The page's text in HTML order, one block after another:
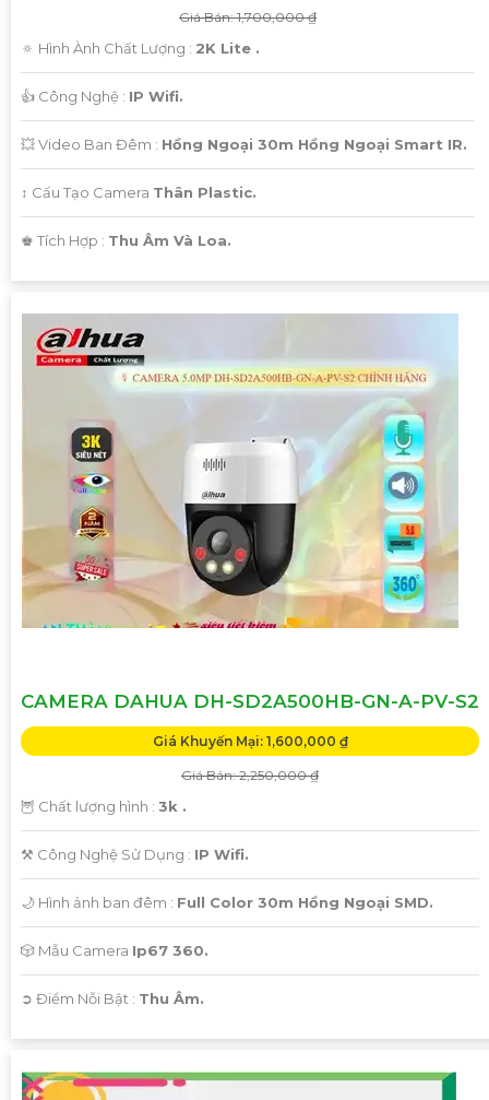
Giá Bán: 1,700,000 ₫
🔅 Hình Ành Chất Lượng : 2K Lite .
👍 Công Nghệ : IP Wifi.
💥 Video Ban Đêm : Hồng Ngoại 30m Hồng Ngoại Smart IR.
↕️ Cấu Tạo Camera Thân Plastic.
️♚ Tích Hợp : Thu Âm Và Loa.
CAMERA DAHUA DH-SD2A500HB-GN-A-PV-S2
Giá Khuyến Mại: 1,600,000 ₫
Giá Bán: 2,250,000 ₫
🦉 Chất lượng hình : 3k .
⚒ Công Nghệ Sử Dụng : IP Wifi.
🌙 Hình ảnh ban đêm : Full Color 30m Hồng Ngoại SMD.
🎲 Mẫu Camera Ip67 360.
️➲ Điểm Nỗi Bật : Thu Âm.